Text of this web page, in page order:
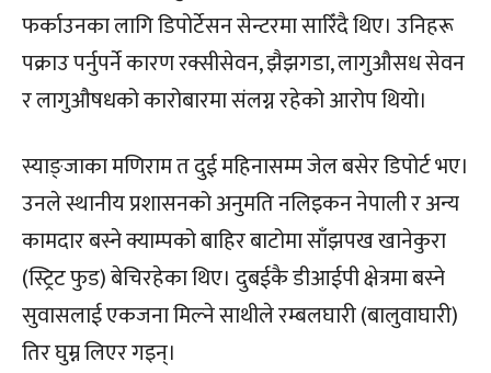
फर्काउनका लागि डिपोर्टेसन सेन्टरमा सारिँदै थिए। उनिहरू
पक्राउ पर्नुपर्ने कारण रक्सीसेवन, झैझगडा, लागुऔसध सेवन
र लागुऔषधको कारोबारमा संलग्न रहेको आरोप थियो।
स्याङ्जाका मणिराम त दुई महिनासम्म जेल बसेर डिपोर्ट भए।
उनले स्थानीय प्रशासनको अनुमति नलिइकन नेपाली र अन्य
कामदार बस्ने क्याम्पको बाहिर बाटोमा साँझपख खानेकुरा
(स्ट्रिट फुड) बेचिरहेका थिए। दुबईकै डीआईपी क्षेत्रमा बस्ने
सुवासलाई एकजना मिल्ने साथीले रम्बलघारी (बालुवाघारी)
तिर घुम्न लिएर गइन्।